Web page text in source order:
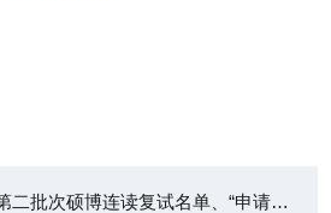
电气工程学院2026年第二批次硕博连读复试名单、“申请-考核”制博士研究生初试免试名单